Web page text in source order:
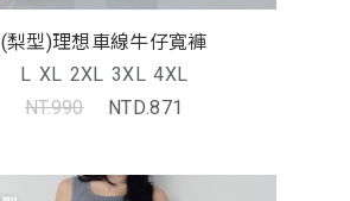
(梨型)理想車線牛仔寬褲
L XL 2XL 3XL 4XL
NT.990
NTD.871